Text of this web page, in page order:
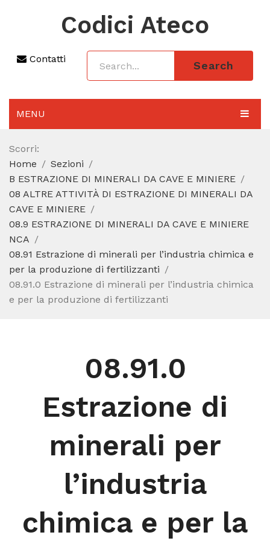
Codici Ateco
Contatti
Search
MENU
AGGIORNAMENTO 2025
SEZIONI
CODICE ATECO A COSA SERVE
REGIME FORFETTARIO
CODICE FISCALE
Scorri:
Home
Sezioni
B ESTRAZIONE DI MINERALI DA CAVE E MINIERE
08 ALTRE ATTIVITÀ DI ESTRAZIONE DI MINERALI DA
CAVE E MINIERE
08.9 ESTRAZIONE DI MINERALI DA CAVE E MINIERE
NCA
08.91 Estrazione di minerali per l’industria chimica e
per la produzione di fertilizzanti
08.91.0 Estrazione di minerali per l’industria chimica
e per la produzione di fertilizzanti
08.91.0
Estrazione di
minerali per
l’industria
chimica e per la